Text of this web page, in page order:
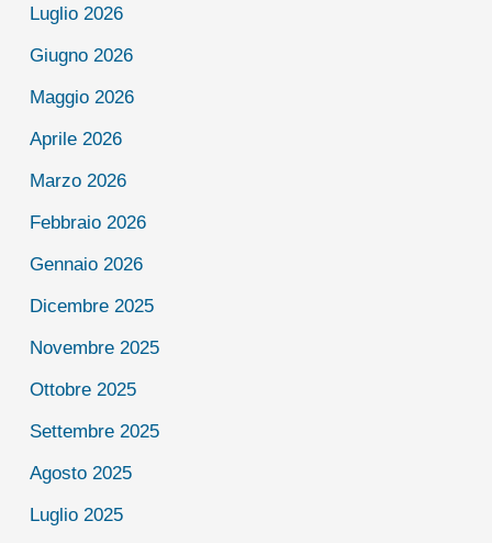
Luglio 2026
Giugno 2026
Maggio 2026
Aprile 2026
Marzo 2026
Febbraio 2026
Gennaio 2026
Dicembre 2025
Novembre 2025
Ottobre 2025
Settembre 2025
Agosto 2025
Luglio 2025